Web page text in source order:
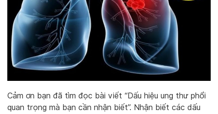
Cảm ơn bạn đã tìm đọc bài viết “Dấu hiệu ung thư phổi
quan trọng mà bạn cần nhận biết”. Nhận biết các dấu